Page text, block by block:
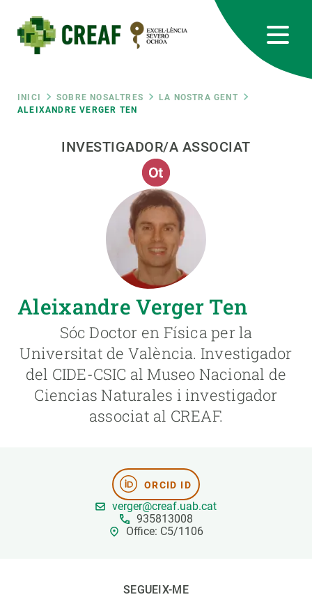
contingut
Fil
d'ariadna
INICI SOBRE NOSALTRES
LA NOSTRA GENT
ALEIXANDRE VERGER TEN
INVESTIGADOR/A ASSOCIAT
Aleixandre Verger Ten
Sóc Doctor en Física per la
Universitat de València. Investigador
del CIDE-CSIC al Museo Nacional de
Ciencias Naturales i investigador
associat al CREAF.
ORCID ID
verger@creaf.uab.cat
935813008
Office: C5/1106
SEGUEIX-ME
RRSS
Featured
responsive
Responsive
UNEIX-TE A NOSALTRES
NOTÍCIES I AGENDA